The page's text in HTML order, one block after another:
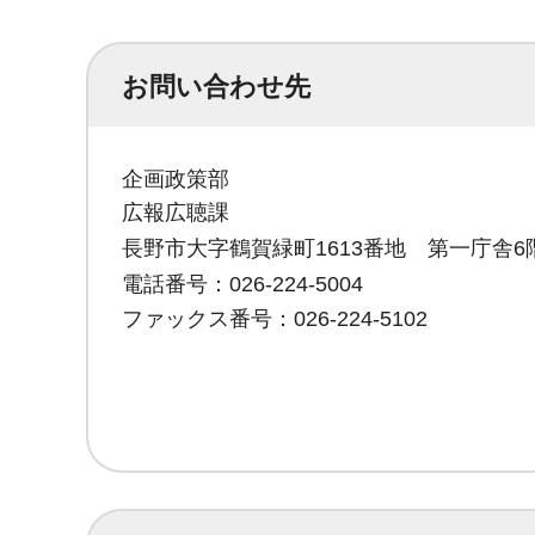
お問い合わせ先
企画政策部
広報広聴課
長野市大字鶴賀緑町1613番地 第一庁舎6
電話番号：026-224-5004
ファックス番号：026-224-5102